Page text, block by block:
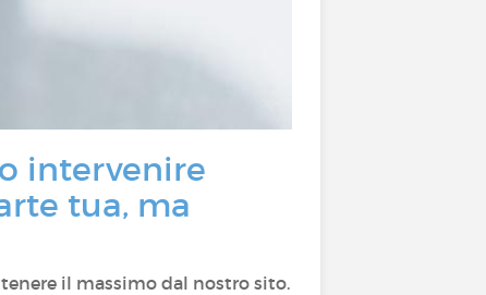
intervenire
tua, ma
il massimo dal nostro sito.